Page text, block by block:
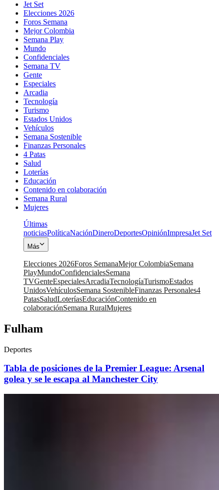
Jet Set
Elecciones 2026
Foros Semana
Mejor Colombia
Semana Play
Mundo
Confidenciales
Semana TV
Gente
Especiales
Arcadia
Tecnología
Turismo
Estados Unidos
Vehículos
Semana Sostenible
Finanzas Personales
4 Patas
Salud
Loterías
Educación
Contenido en colaboración
Semana Rural
Mujeres
Últimas
noticiasPolíticaNaciónDineroDeportesOpiniónImpresaJet Set
Más
Elecciones 2026Foros SemanaMejor ColombiaSemana
PlayMundoConfidencialesSemana
TVGenteEspecialesArcadiaTecnologíaTurismoEstados
UnidosVehículosSemana SostenibleFinanzas Personales4
PatasSaludLoteríasEducaciónContenido en
colaboraciónSemana RuralMujeres
Fulham
Deportes
Tabla de posiciones de la Premier League: Arsenal
golea y se le escapa al Manchester City